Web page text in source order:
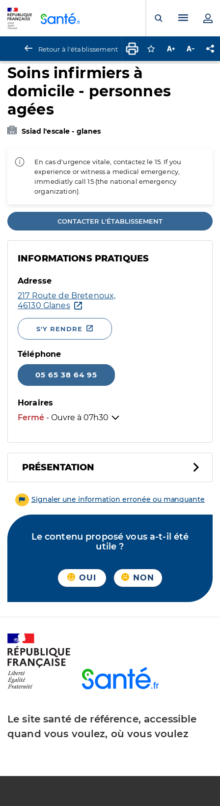
Ouvrir laMenu
Retour à l'établissement Connectez-vous
Augmenter la
Soins infirmiers à
domicile - personnes
agées
Ssiad l'escale - glanes
En cas d'urgence vitale, contactez le 15. If you
experience or witness a medical emergency,
immediatly call 15 (the national emergency
organization).
CONTACTER L'ÉTABLISSEMENT
INFORMATIONS PRATIQUES
Adresse
217 Route de Bretenoux,
46130 Glanes
S'Y RENDRE
Téléphone
05 65 38 64 95
Horaires
Fermé - Ouvre à 07h30
PRÉSENTATION
Signaler une information erronée ou manquante
Le contenu proposé vous a-t-il été
utile ?
OUI NON
Le site santé de référence, accessible
quand vous voulez, où vous voulez